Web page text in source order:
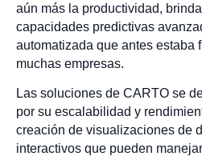
aún más la productividad,
capacidades predictivas
automatizada que antes estaba
muchas empresas.
Las soluciones de CARTO se
por su escalabilidad y
creación de visualizaciones de
interactivos que pueden